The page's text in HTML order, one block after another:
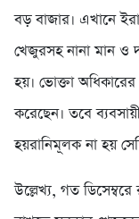
বড় বাজার। এখানে
খেজুরসহ নানা মান ও
হয়। ভোক্তা অধিকারের
করেছেন। তবে
হয়রানিমূলক না হয়
উল্লেখ্য, গত